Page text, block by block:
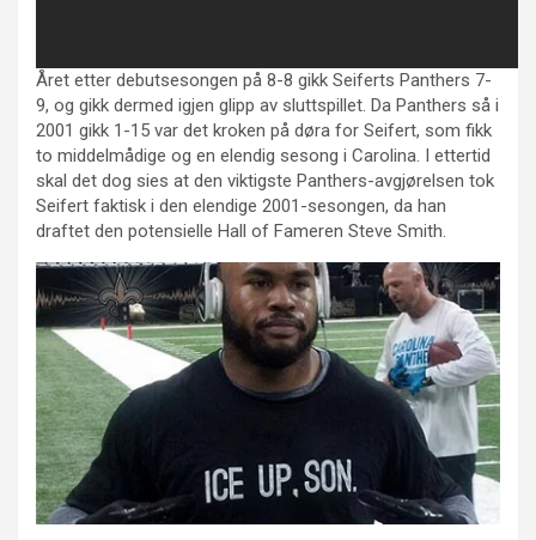
Året etter debutsesongen på 8-8 gikk Seiferts Panthers 7-
9, og gikk dermed igjen glipp av sluttspillet. Da Panthers så i
2001 gikk 1-15 var det kroken på døra for Seifert, som fikk
to middelmådige og en elendig sesong i Carolina. I ettertid
skal det dog sies at den viktigste Panthers-avgjørelsen tok
Seifert faktisk i den elendige 2001-sesongen, da han
draftet den potensielle Hall of Fameren Steve Smith.